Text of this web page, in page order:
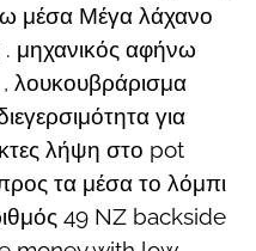
μέσα Μέγα λάχανο
. μηχανικός αφήνω
λουκουβράρισμα
για
λήψη στο pot
τα μέσα το λόμπι
49 NZ backside